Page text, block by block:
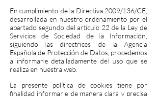
En cumplimiento de la Directiva 2009/136/CE,
desarrollada en nuestro ordenamiento por el
apartado segundo del artículo 22 de la Ley de
Servicios de Sociedad de la Información,
siguiendo las directrices de la Agencia
Española de Protección de Datos, procedemos
a informarle detalladamente del uso que se
realiza en nuestra web.
La presente política de cookies tiene por
finalidad informarle de manera clara y precisa